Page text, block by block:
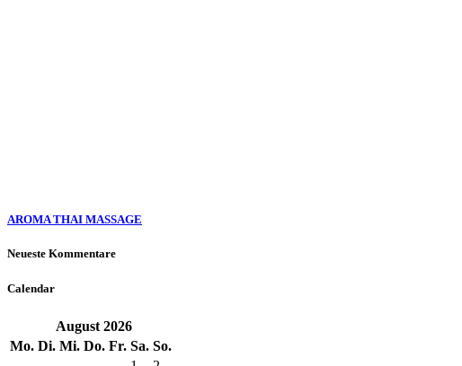
AROMA THAI MASSAGE
Neueste Kommentare
Calendar
August 2026
Mo. Di. Mi. Do. Fr. Sa. So.